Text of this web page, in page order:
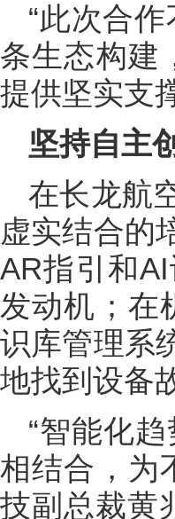
“此次合
条生态构建
提供坚实支
坚持自主
在长龙航
虚实结合的
AR指引和
发动机；在
识库管理系
地找到设
“智能化
相结合，为
技副总裁黄